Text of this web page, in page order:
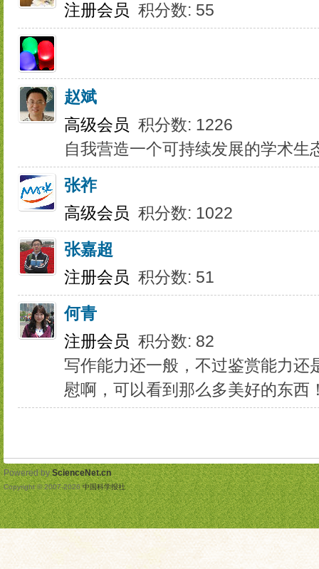
注册会员 积分数: 55
赵斌
高级会员 积分数: 1226
自我营造一个可持续发展的学术生
张祚
高级会员 积分数: 1022
张嘉超
注册会员 积分数: 51
何青
注册会员 积分数: 82
写作能力还一般，不过鉴赏能力还
慰啊，可以看到那么多美好的东西
Powered byScienceNet.cn
Copyright © 2007-2026中国科学报社